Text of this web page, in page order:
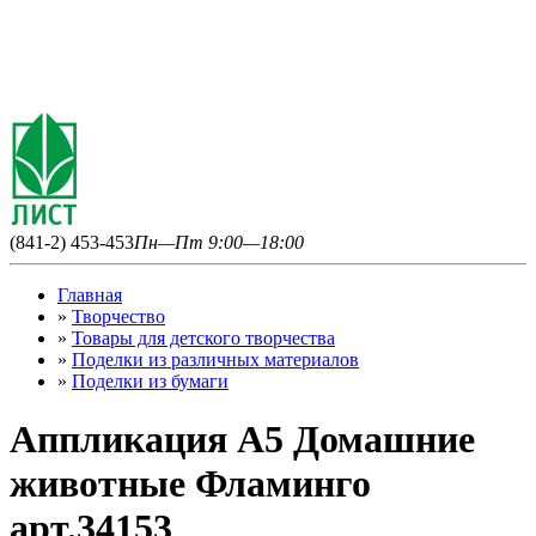
(841-2) 453-453Пн—Пт 9:00—18:00
Главная
» Творчество
» Товары для детского творчества
» Поделки из различных материалов
» Поделки из бумаги
Аппликация А5 Домашние
животные Фламинго